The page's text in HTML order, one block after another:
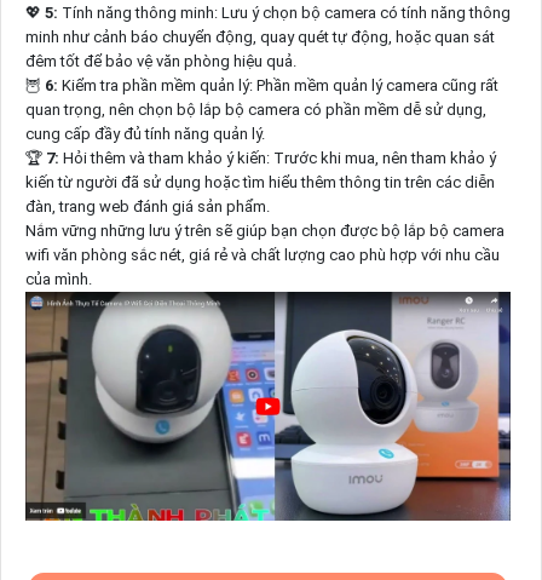
💖 5: Tính năng thông minh: Lưu ý chọn bộ camera có tính năng thông
minh như cảnh báo chuyển động, quay quét tự động, hoặc quan sát
đêm tốt để bảo vệ văn phòng hiệu quả.
🦉 6: Kiểm tra phần mềm quản lý: Phần mềm quản lý camera cũng rất
quan trọng, nên chọn bộ lắp bộ camera có phần mềm dễ sử dụng,
cung cấp đầy đủ tính năng quản lý.
🏆 7: Hỏi thêm và tham khảo ý kiến: Trước khi mua, nên tham khảo ý
kiến từ người đã sử dụng hoặc tìm hiểu thêm thông tin trên các diễn
đàn, trang web đánh giá sản phẩm.
Nắm vững những lưu ý trên sẽ giúp bạn chọn được bộ lắp bộ camera
wifi văn phòng sắc nét, giá rẻ và chất lượng cao phù hợp với nhu cầu
của mình.